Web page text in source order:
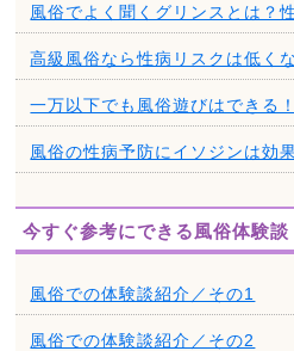
風俗でよく聞くグリンスとは？
高級風俗なら性病リスクは低く
一万以下でも風俗遊びはできる！
風俗の性病予防にイソジンは効
今すぐ参考にできる風俗体験談
風俗での体験談紹介／その1
風俗での体験談紹介／その2